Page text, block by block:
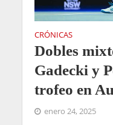
CRÓNICAS
Dobles
Gadecki y
trofeo en
enero 24, 2025